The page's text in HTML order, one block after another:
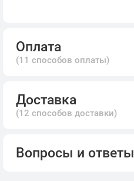
Оплата
(11 способов оплаты)
Доставка
(12 способов доставки)
Вопросы и ответы